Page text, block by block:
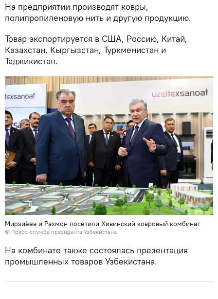
На предприятии производят ковры,
полипропиленовую нить и другую продукцию.
Товар экспортируется в США, Россию, Китай,
Казахстан, Кыргызстан, Туркменистан и
Таджикистан.
Мирзиёев и Рахмон посетили Хивинский ковровый комбинат
© Пресс-служба президента Узбекистана
На комбинате также состоялась презентация
промышленных товаров Узбекистана.